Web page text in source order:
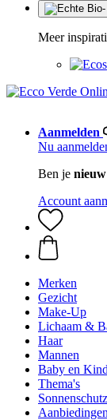
Meer
Aanmelden
Nu
Ben je
Account
Merken
Gezicht
Make-Up
Lichaam &
Haar
Mannen
Baby en Kind
Thema's
Sonnenschutz
Aanbiedingen